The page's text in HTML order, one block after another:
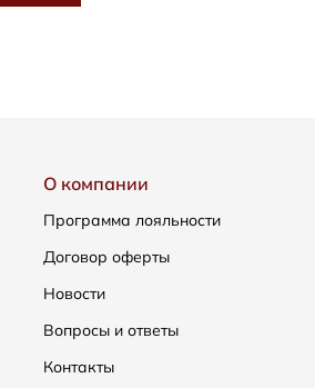
О компании
Программа лояльности
Договор оферты
Новости
Вопросы и ответы
Контакты